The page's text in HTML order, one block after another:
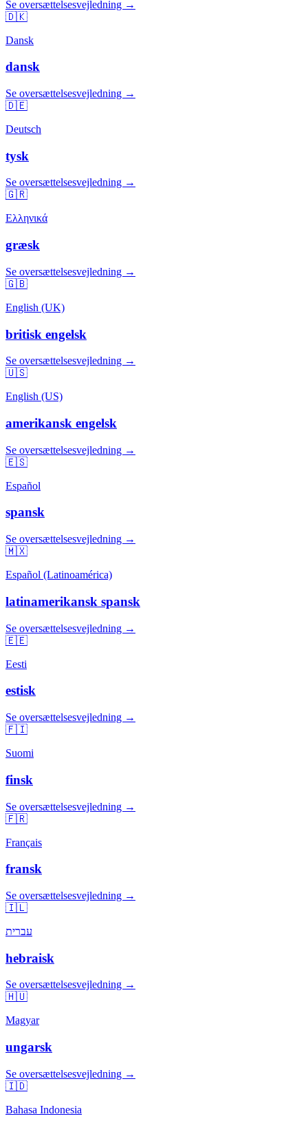
Se oversættelsesvejledning →
🇩🇰
Dansk
dansk
Se oversættelsesvejledning →
🇩🇪
Deutsch
tysk
Se oversættelsesvejledning →
🇬🇷
Ελληνικά
græsk
Se oversættelsesvejledning →
🇬🇧
English (UK)
britisk engelsk
Se oversættelsesvejledning →
🇺🇸
English (US)
amerikansk engelsk
Se oversættelsesvejledning →
🇪🇸
Español
spansk
Se oversættelsesvejledning →
🇲🇽
Español (Latinoamérica)
latinamerikansk spansk
Se oversættelsesvejledning →
🇪🇪
Eesti
estisk
Se oversættelsesvejledning →
🇫🇮
Suomi
finsk
Se oversættelsesvejledning →
🇫🇷
Français
fransk
Se oversættelsesvejledning →
🇮🇱
עברית
hebraisk
Se oversættelsesvejledning →
🇭🇺
Magyar
ungarsk
Se oversættelsesvejledning →
🇮🇩
Bahasa Indonesia